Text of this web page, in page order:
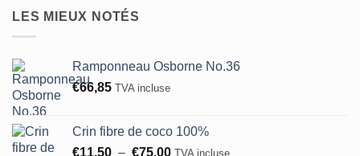
LES MIEUX NOTÉS
Ramponneau Osborne No.36
€66,85 TVA incluse
Crin fibre de coco 100%
€11,50 – €75,00Plage
TVA incluse